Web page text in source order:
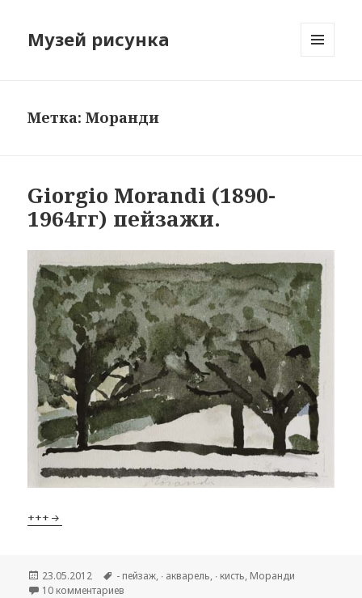
Музей рисунка
Метка: Моранди
Giorgio Morandi (1890-
1964гг) пейзажи.
+++
Опубликовано
23.05.2012 Метки
- пейзаж, ∙ акварель, ∙ кисть, Моранди
10 комментариев